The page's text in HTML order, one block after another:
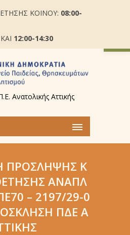
ΚΟΙΝΟΥ: 08:00-
ΚΑΙ 12:00-14:30
Ανατολικής Αττικής
ΠΡΌΣΛΗΨΗΣ Κ
ΑΝΑΠΛ
– 2197/29-0
ΠΔΕ Α